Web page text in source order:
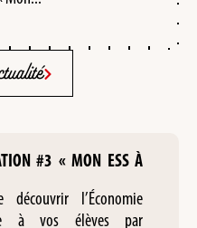
#3 « MON ESS À
l’Économie
à vos élèves par